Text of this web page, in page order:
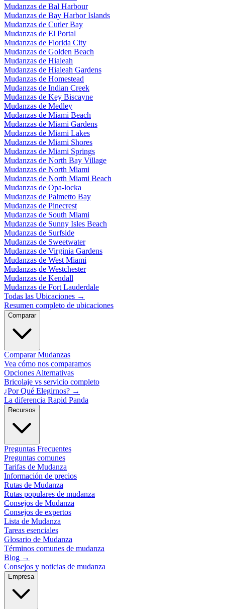
Mudanzas de Bal Harbour
Mudanzas de Bay Harbor Islands
Mudanzas de Cutler Bay
Mudanzas de El Portal
Mudanzas de Florida City
Mudanzas de Golden Beach
Mudanzas de Hialeah
Mudanzas de Hialeah Gardens
Mudanzas de Homestead
Mudanzas de Indian Creek
Mudanzas de Key Biscayne
Mudanzas de Medley
Mudanzas de Miami Beach
Mudanzas de Miami Gardens
Mudanzas de Miami Lakes
Mudanzas de Miami Shores
Mudanzas de Miami Springs
Mudanzas de North Bay Village
Mudanzas de North Miami
Mudanzas de North Miami Beach
Mudanzas de Opa-locka
Mudanzas de Palmetto Bay
Mudanzas de Pinecrest
Mudanzas de South Miami
Mudanzas de Sunny Isles Beach
Mudanzas de Surfside
Mudanzas de Sweetwater
Mudanzas de Virginia Gardens
Mudanzas de West Miami
Mudanzas de Westchester
Mudanzas de Kendall
Mudanzas de Fort Lauderdale
Todas las Ubicaciones →
Resumen completo de ubicaciones
Comparar
Comparar Mudanzas
Vea cómo nos comparamos
Opciones Alternativas
Bricolaje vs servicio completo
¿Por Qué Elegirnos? →
La diferencia Rapid Panda
Recursos
Preguntas Frecuentes
Preguntas comunes
Tarifas de Mudanza
Información de precios
Rutas de Mudanza
Rutas populares de mudanza
Consejos de Mudanza
Consejos de expertos
Lista de Mudanza
Tareas esenciales
Glosario de Mudanza
Términos comunes de mudanza
Blog →
Consejos y noticias de mudanza
Empresa